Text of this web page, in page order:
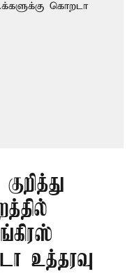
உத்தரவு